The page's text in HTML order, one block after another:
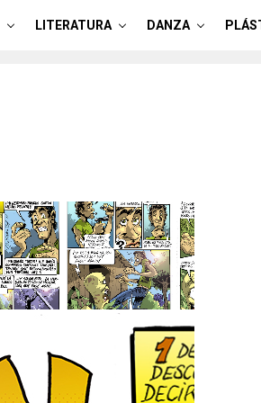
LITERATURA DANZA